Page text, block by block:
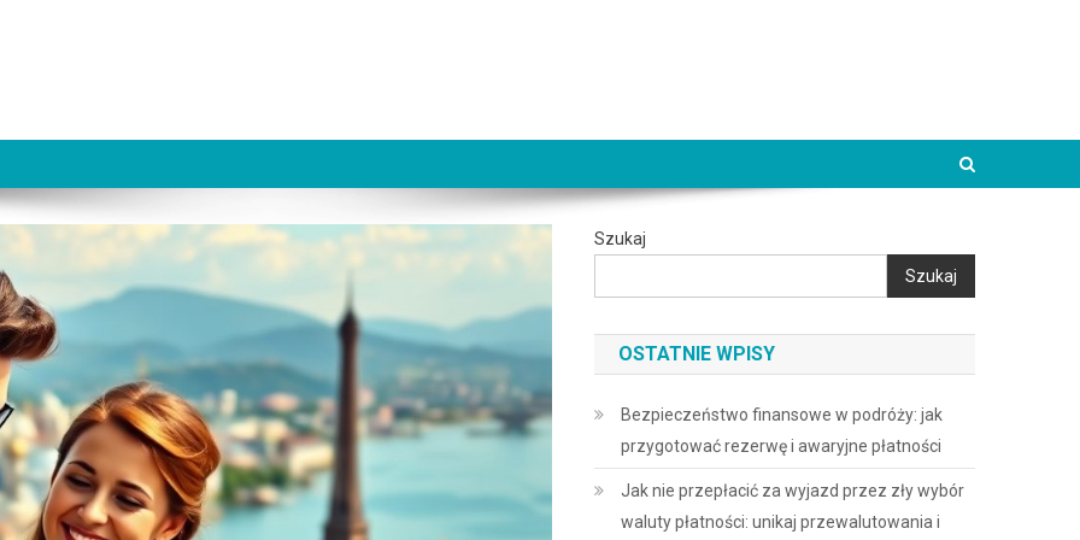
Szukaj
Szukaj
OSTATNIE WPISY
Bezpieczeństwo finansowe w podróży: jak
przygotować rezerwę i awaryjne płatności
Jak nie przepłacić za wyjazd przez zły wybór
waluty płatności: unikaj przewalutowania i